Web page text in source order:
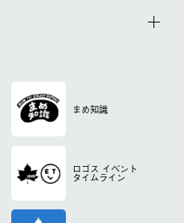
まめ知識
ロゴス イベント
タイムライン